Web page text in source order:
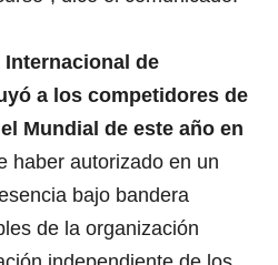
Internacional de
a los competidores de
Mundial de este año en
haber autorizado en un
bajo bandera
de la organización